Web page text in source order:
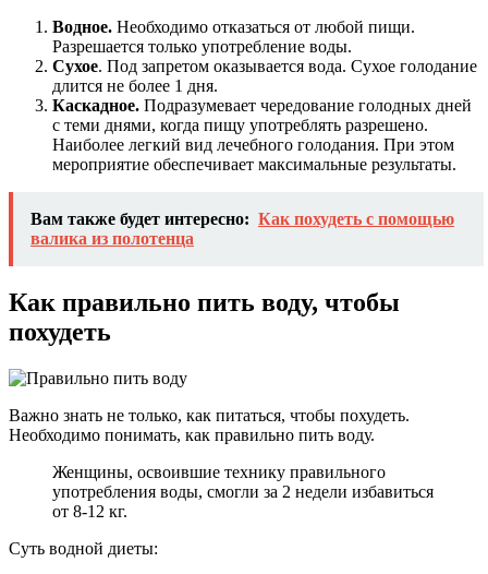
Водное. Необходимо отказаться от любой пищи.
Разрешается только употребление воды.
Сухое. Под запретом оказывается вода. Сухое голодание
длится не более 1 дня.
Каскадное. Подразумевает чередование голодных дней
с теми днями, когда пищу употреблять разрешено.
Наиболее легкий вид лечебного голодания. При этом
мероприятие обеспечивает максимальные результаты.
Вам также будет интересно: Как похудеть с помощью
валика из полотенца
Как правильно пить воду, чтобы
похудеть
Важно знать не только, как питаться, чтобы похудеть.
Необходимо понимать, как правильно пить воду.
Женщины, освоившие технику правильного
употребления воды, смогли за 2 недели избавиться
от 8-12 кг.
Суть водной диеты: